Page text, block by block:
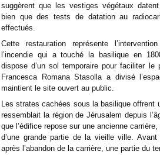
suggèrent que les vestiges végétaux datent
bien que des tests de datation au
effectués.
Cette restauration représente
l’incendie qui a touché la basilique en
dispose d’un sol temporaire pour faciliter le
Francesca Romana Stasolla a divisé
maintient le site ouvert au public.
Les strates cachées sous la basilique offrent
ressemblait la région de Jérusalem depuis
que l’édifice repose sur une ancienne
d’une grande partie de la vieille ville.
après l’abandon de la carrière, une partie du